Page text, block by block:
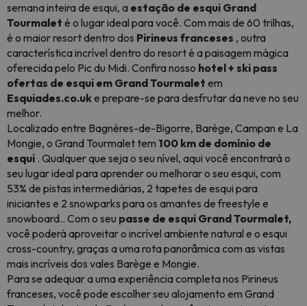
semana inteira de esqui, a estação de esqui Grand
Tourmalet é o lugar ideal para você. Com mais de 60 trilhas,
é o maior resort dentro dos Pirineus franceses , outra
característica incrível dentro do resort é a paisagem mágica
oferecida pelo Pic du Midi. Confira nosso hotel + ski pass
ofertas de esqui em Grand Tourmalet em
Esquiades.co.uke prepare-se para desfrutar da neve no seu
melhor.
Localizado entre Bagnères-de-Bigorre, Barège, Campan e La
Mongie, o Grand Tourmalet tem 100 km de domínio de
esqui . Qualquer que seja o seu nível, aqui você encontrará o
seu lugar ideal para aprender ou melhorar o seu esqui, com
53% de pistas intermediárias, 2 tapetes de esqui para
iniciantes e 2 snowparks para os amantes de freestyle e
snowboard.. Com o seu passe de esqui Grand Tourmalet,
você poderá aproveitar o incrível ambiente natural e o esqui
cross-country, graças a uma rota panorâmica com as vistas
mais incríveis dos vales Barège e Mongie.
Para se adequar a uma experiência completa nos Pirineus
franceses, você pode escolher seu alojamento em Grand